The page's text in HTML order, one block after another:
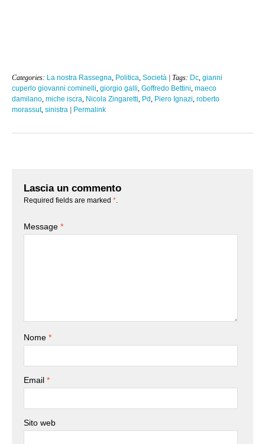
Categories: La nostra Rassegna Politica Società | Tags: Dc gianni
cuperlo giovanni cominelli giorgio galli Goffredo Bettini maeco
damilano miche iscra Nicola Zingaretti Pd Piero Ignazi roberto
morassut, sinistra | Permalink
Lascia un commento
Required fields are marked *
Message *
Nome *
Email *
Sito web